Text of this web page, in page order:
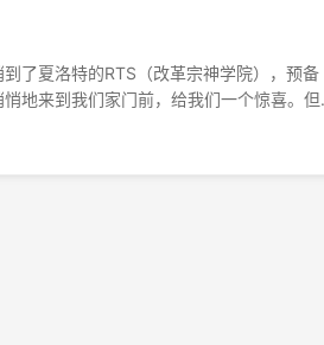
了夏洛特的RTS（改革宗神学院），预备
地来到我们家门前，给我们一个惊喜。但
一声。我和Emma笑话他，想要保持神秘感
事情有点烦恼，就是忘记带结婚证到美国